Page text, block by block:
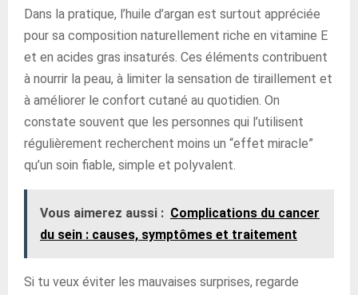
Dans la pratique, l’huile d’argan est surtout appréciée
pour sa composition naturellement riche en vitamine E
et en acides gras insaturés. Ces éléments contribuent
à nourrir la peau, à limiter la sensation de tiraillement et
à améliorer le confort cutané au quotidien. On
constate souvent que les personnes qui l’utilisent
régulièrement recherchent moins un “effet miracle”
qu’un soin fiable, simple et polyvalent.
Vous aimerez aussi : Complications du cancer
du sein : causes, symptômes et traitement
Si tu veux éviter les mauvaises surprises, regarde